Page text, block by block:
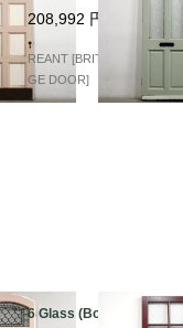
208,992 円
REANT [BRITISH VINTA
GE DOOR]
6 Glass (Bordeaux)